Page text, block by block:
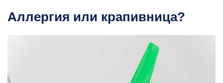
Аллергия или крапивница?